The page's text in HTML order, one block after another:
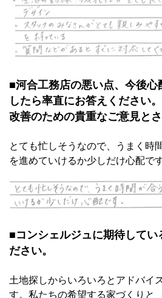
■河合工務店の悪い点、今後心
したら率直にお答えください。
改善のための貴重なご意見と
とても忙しそうなので、うまく時
を進めていけるか少しだけ心配です
■コンシェルジュに期待してい
ださい。
土地探しからいろいろとアドバイ
す。私たちの希望する家づくりと